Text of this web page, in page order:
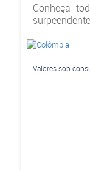
Conheça
cidades,
Valores sob